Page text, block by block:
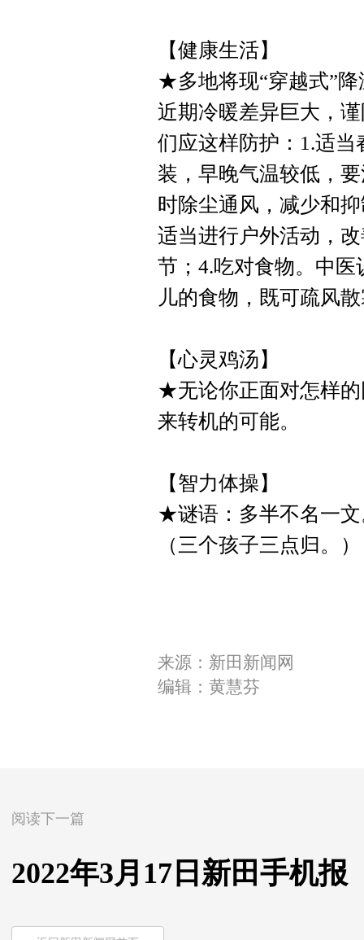
【健康生活】
★多地将现“穿越式”
近期冷暖差异巨大，
们应这样防护：1.适
装，早晚气温较低，
时除尘通风，减少和
适当进行户外活动，
节；4.吃对食物。中
儿的食物，既可疏风
【心灵鸡汤】
★无论你正面对怎样
来转机的可能。
【智力体操】
★谜语：多半不名一
（三个孩子三点归。
来源：新田新闻网
编辑：黄慧芬
阅读下一篇
2022年3月17日新田手机报